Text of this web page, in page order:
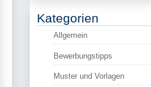
Kategorien
Allgemein
Bewerbungstipps
Muster und Vorlagen